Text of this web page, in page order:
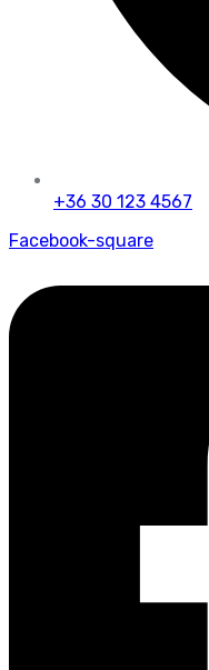
+36 30 123 4567
Facebook-square